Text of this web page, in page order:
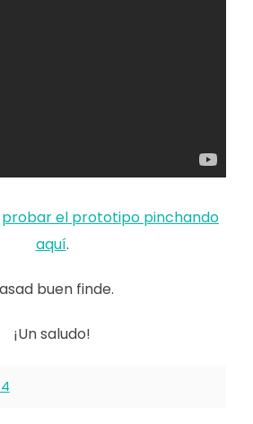
probar el prototipo pinchando
aquí.
buen finde.
¡Un saludo!